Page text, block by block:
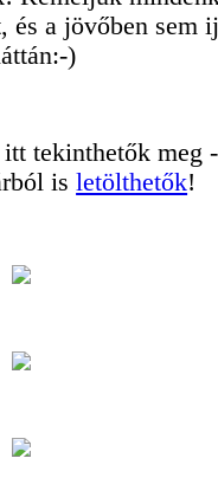
és a jövőben sem
)
tekinthetők meg
isletölthetők!